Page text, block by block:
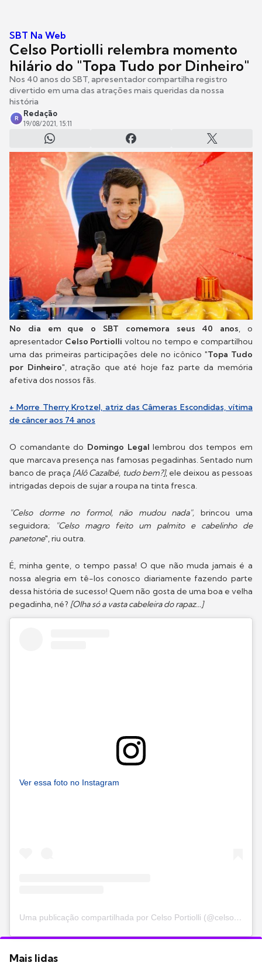
SBT Na Web
Celso Portiolli relembra momento
hilário do "Topa Tudo por Dinheiro"
Nos 40 anos do SBT, apresentador compartilha registro
divertido em uma das atrações mais queridas da nossa
história
R
Redação
19/08/2021, 15:11
No dia em que o SBT comemora seus 40 anos, o
apresentador Celso Portiolli voltou no tempo e compartilhou
uma das primeiras participações dele no icônico "Topa Tudo
por Dinheiro", atração que até hoje faz parte da memória
afetiva dos nossos fãs.
+ Morre Therry Krotzel, atriz das Câmeras Escondidas, vítima
de câncer aos 74 anos
O comandante do Domingo Legallembrou dos tempos em
que marcava presença nas famosas pegadinhas. Sentado num
banco de praça [Alô Cazalbé, tudo bem?], ele deixou as pessoas
intrigadas depois de sujar a roupa na tinta fresca.
"Celso dorme no formol, não mudou nada", brincou uma
seguidora; "Celso magro feito um palmito e cabelinho de
panetone", riu outra.
É, minha gente, o tempo passa! O que não muda jamais é a
nossa alegria em tê-los conosco diariamente fazendo parte
dessa história de sucesso! Quem não gosta de uma boa e velha
pegadinha, né? [Olha só a vasta cabeleira do rapaz...]
Ver essa foto no Instagram
Uma publicação compartilhada por Celso Portiolli (@celsoportiolli)
Mais lidas